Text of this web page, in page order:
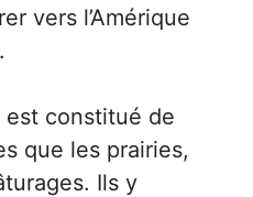
vers l’Amérique
constitué de
que les prairies,
Ils y